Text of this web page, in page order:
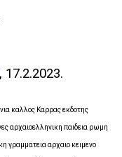
, 17.2.2023.
καλλος Καρρας εκδοτης
αρχαιοελληνικη παιδεια ρωμη
γραμματεια αρχαιο κειμενο